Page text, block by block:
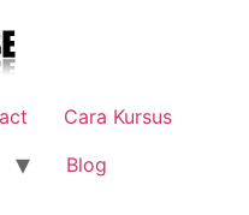
Cara Kursus
Blog